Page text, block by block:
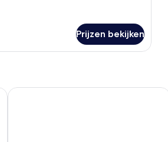
Prijzen bekijken
Centre Point Plus Hotel Silom